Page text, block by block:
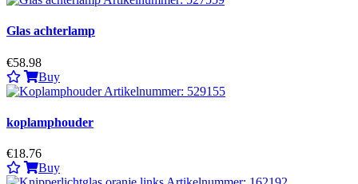
Glas achterlamp
€58.98
Buy
koplamphouder
€18.76
Buy